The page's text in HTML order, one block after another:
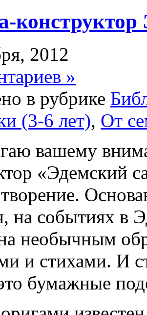
конструктор
2012
»
в рубрике
(3-6 лет), От
вашему
«Эдемский
на событиях в
необычным
и стихами. И
бумажные